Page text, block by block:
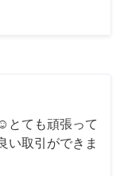
とても頑張って
い取引ができま